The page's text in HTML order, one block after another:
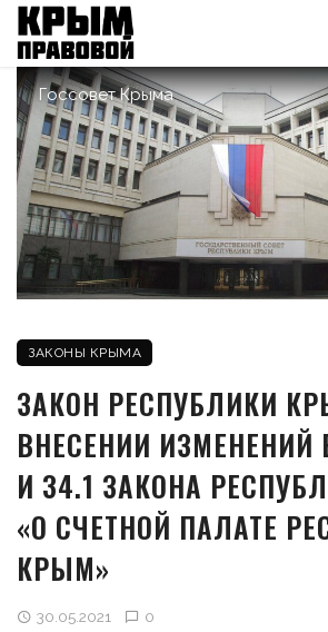
Госсовет Крыма
ЗАКОНЫ КРЫМА
ЗАКОН РЕСПУБЛИКИ
ВНЕСЕНИИ ИЗМЕНЕНИЙ
И 34.1 ЗАКОНА
«О СЧЕТНОЙ ПАЛАТЕ
КРЫМ»
30.05.2021 0